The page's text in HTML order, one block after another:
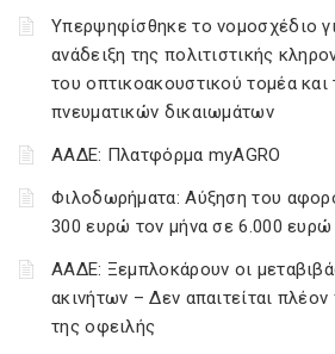
Υπερψηφίσθηκε το νομοσχέδιο
ανάδειξη της πολιτιστικής
του οπτικοακουστικού τομέα
πνευματικών δικαιωμάτων
ΑΑΔΕ: Πλατφόρμα myAGRO
Φιλοδωρήματα: Αύξηση του
300 ευρώ τον μήνα σε 6.000 ευρώ
ΑΑΔΕ: Ξεμπλοκάρουν οι
ακινήτων – Δεν απαιτείται
της οφειλής